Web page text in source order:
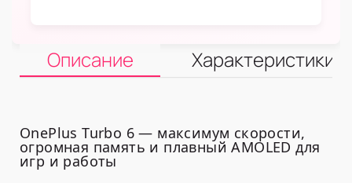
Описание Характеристики
OnePlus Turbo 6 — максимум скорости,
огромная память и плавный AMOLED для
игр и работы